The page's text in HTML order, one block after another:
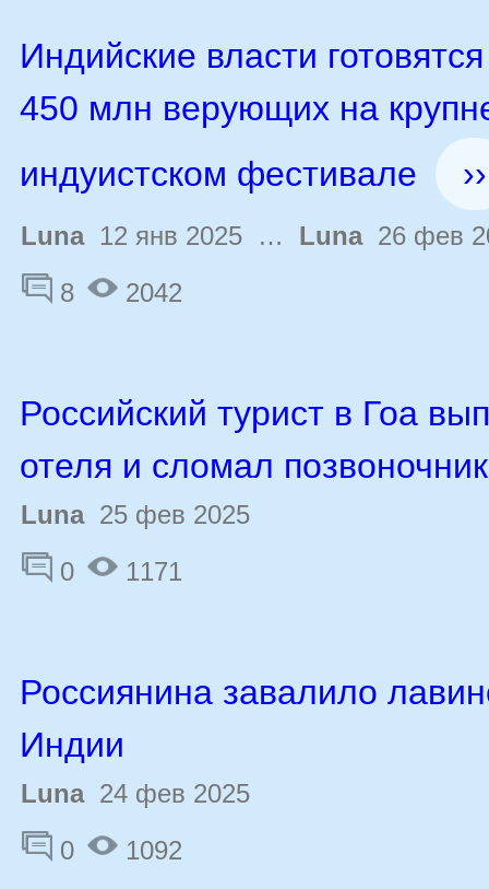
Индийские власти
450 млн верующих на
индуистском фестивале
››
Luna12 янв 2025 … Luna26 фев
8
2042
Российский турист в Гоа
отеля и сломал позвоночник
Luna25 фев 2025
0
1171
Россиянина завалило
Индии
Luna24 фев 2025
0
1092